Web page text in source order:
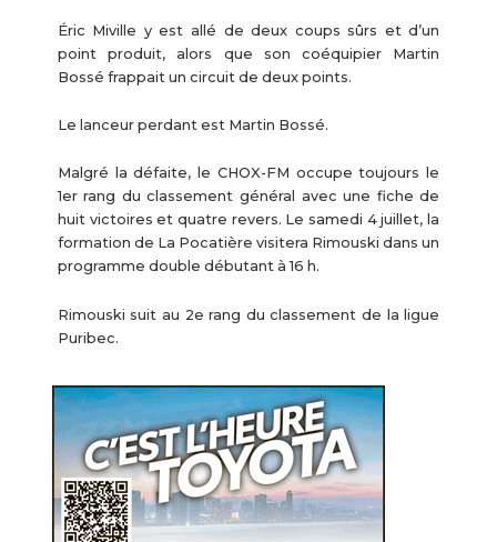
Éric Miville y est allé de deux coups sûrs et d’un
point produit, alors que son coéquipier Martin
Bossé frappait un circuit de deux points.
Le lanceur perdant est Martin Bossé.
Malgré la défaite, le CHOX-FM occupe toujours le
1er rang du classement général avec une fiche de
huit victoires et quatre revers. Le samedi 4 juillet, la
formation de La Pocatière visitera Rimouski dans un
programme double débutant à 16 h.
Rimouski suit au 2e rang du classement de la ligue
Puribec.